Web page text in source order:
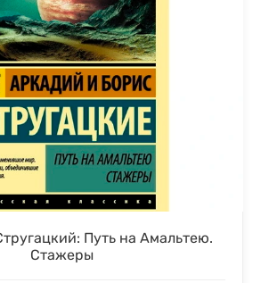
Путь на Амальтею.
Стажеры